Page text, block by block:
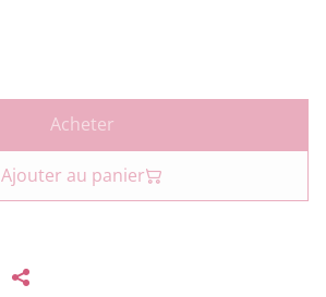
Acheter
Ajouter au panier